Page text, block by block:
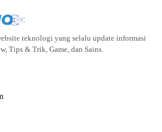
teknologi yang selalu update informasi
Tips & Trik, Game, dan Sains.